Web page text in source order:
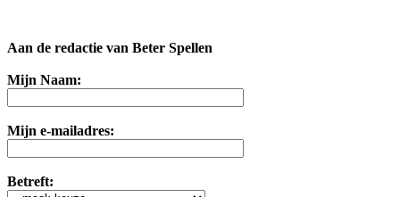
Aan de redactie van Beter Spellen
Mijn Naam:
Mijn e-mailadres:
Betreft: